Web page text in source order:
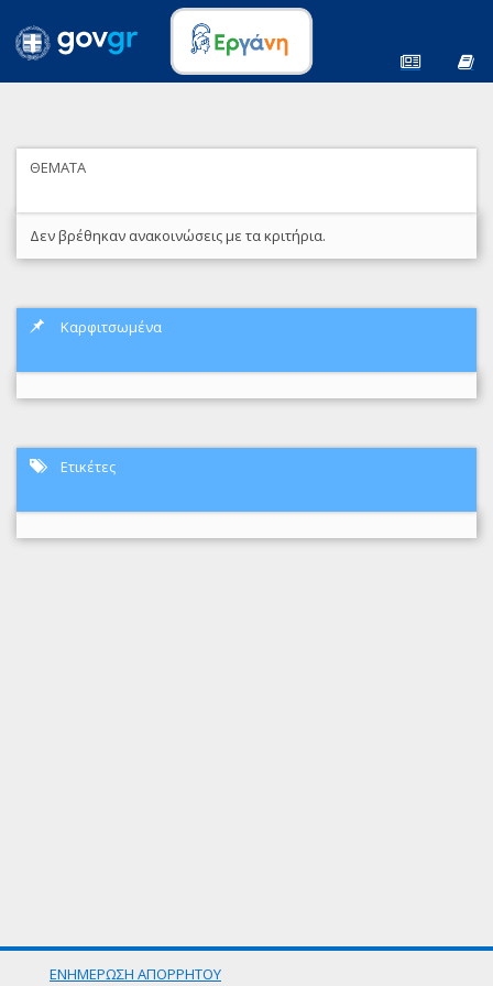
ΘΕΜΑΤΑ
Δεν βρέθηκαν ανακοινώσεις με τα κριτήρια.
Καρφιτσωμένα
Ετικέτες
ΕΝΗΜΕΡΩΣΗ ΑΠΟΡΡΗΤΟΥ